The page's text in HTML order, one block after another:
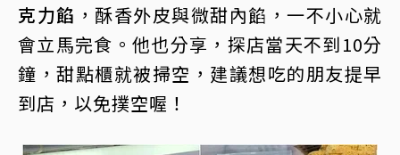
克力餡 ，酥香外皮與微甜內餡，一不小心就
會立馬完食。他也分享，探店當天不到10分
鐘，甜點櫃就被掃空，建議想吃的朋友提早
到店，以免撲空喔！